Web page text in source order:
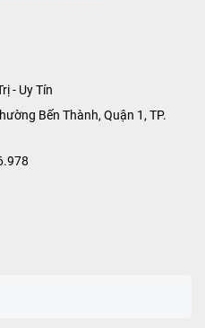
- Uy Tín
Bến Thành, Quận 1, TP.